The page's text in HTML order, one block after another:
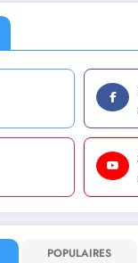
POPULAIRES